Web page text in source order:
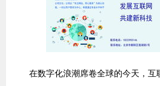
在数字化浪潮席卷全球的今天，互